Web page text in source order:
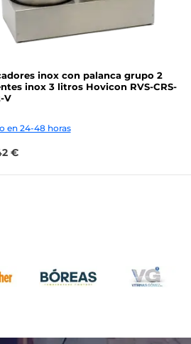
inox con palanca grupo 2
inox 3 litros Hovicon RVS-CRS-
V
en 24-48 horas
€